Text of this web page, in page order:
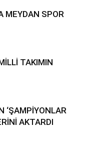
MEYDAN SPOR
TAKIMIN
‘ŞAMPİYONLAR
AKTARDI